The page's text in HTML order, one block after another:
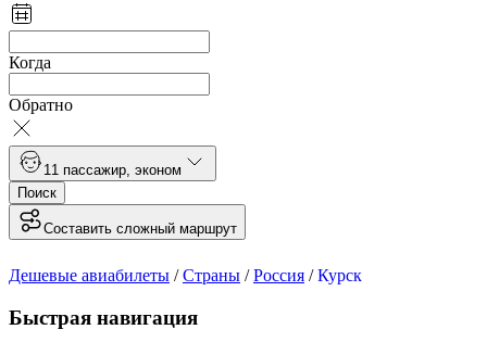
Когда
Обратно
1 1 пассажир эконом
Поиск
Составить сложный маршрут
Дешевые авиабилеты /Страны /Россия /Курск
Быстрая навигация